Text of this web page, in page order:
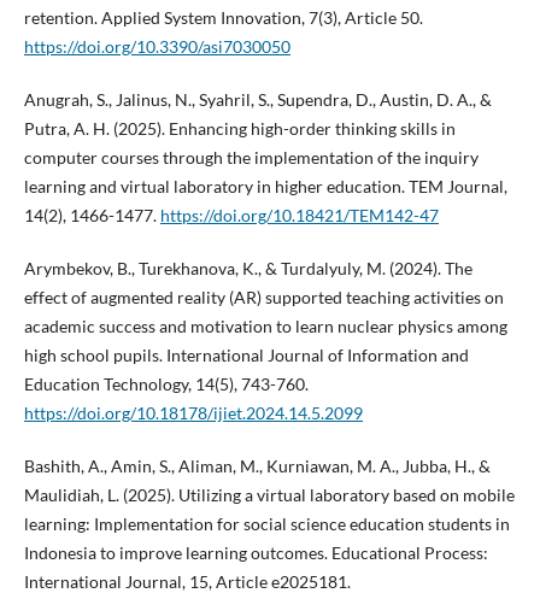
retention. Applied System Innovation, 7(3), Article 50.
https://doi.org/10.3390/asi7030050
Anugrah, S., Jalinus, N., Syahril, S., Supendra, D., Austin, D. A., &
Putra, A. H. (2025). Enhancing high-order thinking skills in
computer courses through the implementation of the inquiry
learning and virtual laboratory in higher education. TEM Journal,
14(2), 1466-1477. https://doi.org/10.18421/TEM142-47
Arymbekov, B., Turekhanova, K., & Turdalyuly, M. (2024). The
effect of augmented reality (AR) supported teaching activities on
academic success and motivation to learn nuclear physics among
high school pupils. International Journal of Information and
Education Technology, 14(5), 743-760.
https://doi.org/10.18178/ijiet.2024.14.5.2099
Bashith, A., Amin, S., Aliman, M., Kurniawan, M. A., Jubba, H., &
Maulidiah, L. (2025). Utilizing a virtual laboratory based on mobile
learning: Implementation for social science education students in
Indonesia to improve learning outcomes. Educational Process:
International Journal, 15, Article e2025181.